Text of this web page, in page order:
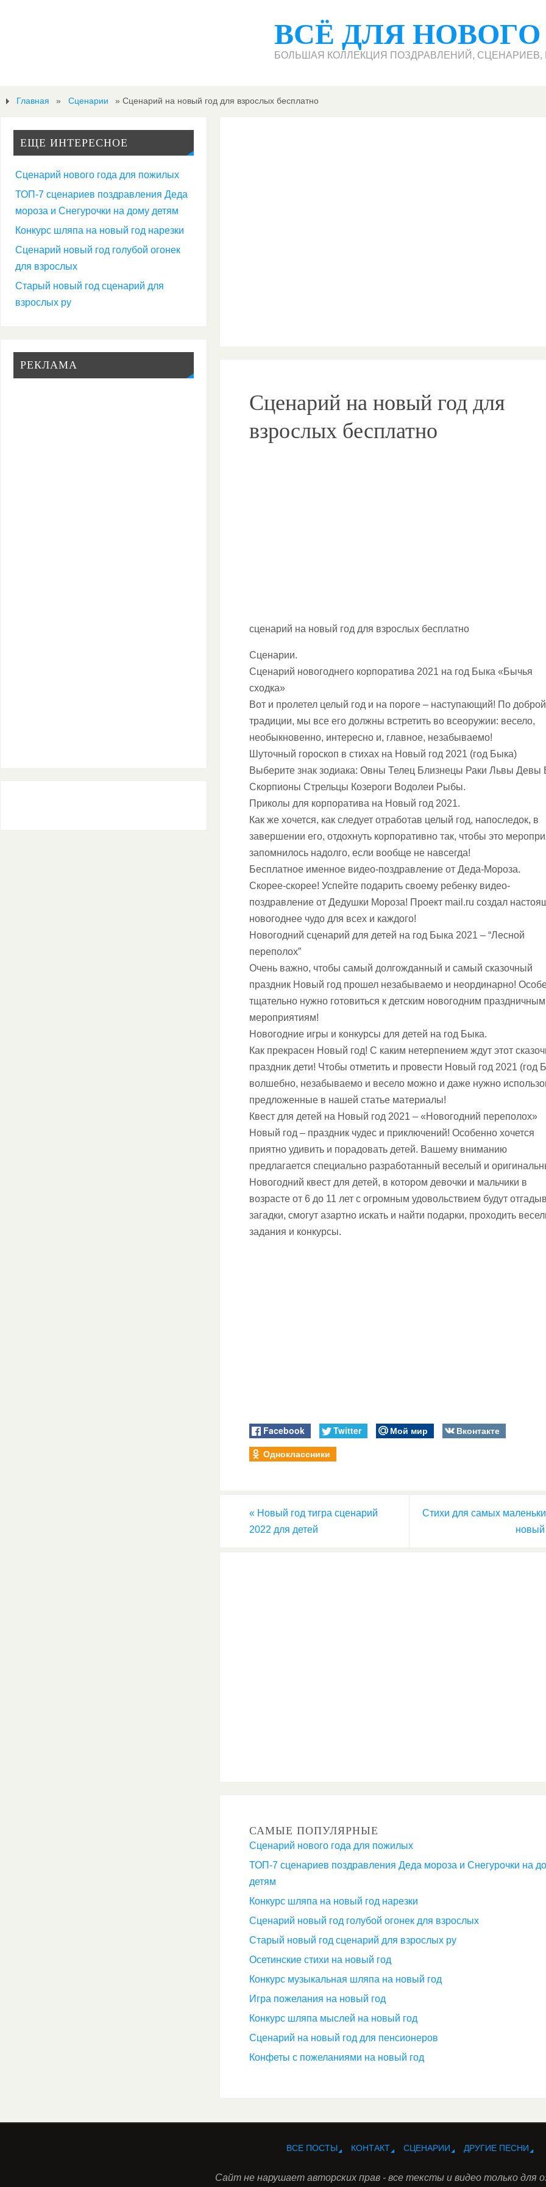
ВСЁ ДЛЯ НОВОГО
БОЛЬШАЯ КОЛЛЕКЦИЯ ПОЗДРАВЛЕНИЙ, СЦЕНАРИЕВ,
Главная » Сценарии » Сценарий на новый год для взрослых бесплатно
Сценарий на новый год для
взрослых бесплатно
сценарий на новый год для взрослых бесплатно
Сценарии.
Сценарий новогоднего корпоратива 2021 на год Быка «Бычья
сходка»
Вот и пролетел целый год и на пороге – наступающий! По доброй
традиции, мы все его должны встретить во всеоружии: весело,
необыкновенно, интересно и, главное, незабываемо!
Шуточный гороскоп в стихах на Новый год 2021 (год Быка)
Выберите знак зодиака: Овны Телец Близнецы Раки Львы Девы
Скорпионы Стрельцы Козероги Водолеи Рыбы.
Приколы для корпоратива на Новый год 2021.
Как же хочется, как следует отработав целый год, напоследок, в
завершении его, отдохнуть корпоративно так, чтобы это
запомнилось надолго, если вообще не навсегда!
Бесплатное именное видео-поздравление от Деда-Мороза.
Скорее-скорее! Успейте подарить своему ребенку видео-
поздравление от Дедушки Мороза! Проект mail.ru создал
новогоднее чудо для всех и каждого!
Новогодний сценарий для детей на год Быка 2021 – “Лесной
переполох”
Очень важно, чтобы самый долгожданный и самый сказочный
праздник Новый год прошел незабываемо и неординарно!
тщательно нужно готовиться к детским новогодним праздничным
мероприятиям!
Новогодние игры и конкурсы для детей на год Быка.
Как прекрасен Новый год! С каким нетерпением ждут этот
праздник дети! Чтобы отметить и провести Новый год 2021 (год
волшебно, незабываемо и весело можно и даже нужно
предложенные в нашей статье материалы!
Квест для детей на Новый год 2021 – «Новогодний переполох»
Новый год – праздник чудес и приключений! Особенно хочется
приятно удивить и порадовать детей. Вашему вниманию
предлагается специально разработанный веселый и
Новогодний квест для детей, в котором девочки и мальчики в
возрасте от 6 до 11 лет с огромным удовольствием будут
загадки, смогут азартно искать и найти подарки, проходить
задания и конкурсы.
Facebook Twitter Мой мир
Вконтакте
Одноклассники
« Новый год тигра сценарий
2022 для детей
Стихи для самых
САМЫЕ ПОПУЛЯРНЫЕ
Сценарий нового года для пожилых
ТОП-7 сценариев поздравления Деда мороза и Снегурочки на
детям
Конкурс шляпа на новый год нарезки
Сценарий новый год голубой огонек для взрослых
Старый новый год сценарий для взрослых ру
Осетинские стихи на новый год
Конкурс музыкальная шляпа на новый год
Игра пожелания на новый год
Конкурс шляпа мыслей на новый год
Сценарий на новый год для пенсионеров
Конфеты с пожеланиями на новый год
ЕЩЕ ИНТЕРЕСНОЕ
Сценарий нового года для пожилых
ТОП-7 сценариев поздравления Деда
мороза и Снегурочки на дому детям
Конкурс шляпа на новый год нарезки
Сценарий новый год голубой огонек
для взрослых
Старый новый год сценарий для
взрослых ру
РЕКЛАМА
ВСЕ ПОСТЫ КОНТАКТ СЦЕНАРИИ ДРУГИЕ ПЕСНИ
Сайт не нарушает авторских прав - все тексты и видео только для